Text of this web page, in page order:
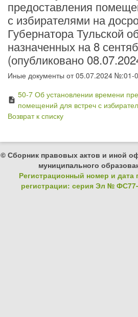
предоставления
с избирателями на
Губернатора Тульской
назначенных на 8
(опубликовано
Иные документы от 05.07.2024 №:01-
description
50-7 Об установлении времени
помещений для встреч с
Возврат к списку
© Сборник правовых актов и иной
муниципального
Регистрационный номер и дата
регистрации: серия Эл № ФС77-